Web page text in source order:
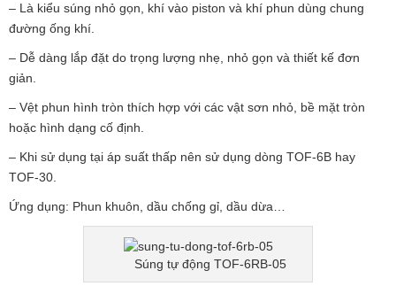
– Là kiểu súng nhỏ gọn, khí vào piston và khí phun dùng chung
đường ống khí.
– Dễ dàng lắp đặt do trọng lượng nhẹ, nhỏ gọn và thiết kế đơn
giản.
– Vệt phun hình tròn thích hợp với các vật sơn nhỏ, bề mặt tròn
hoặc hình dạng cố định.
– Khi sử dụng tại áp suất thấp nên sử dụng dòng TOF-6B hay
TOF-30.
Ứng dụng: Phun khuôn, dầu chống gỉ, dầu dừa…
Súng tự động TOF-6RB-05